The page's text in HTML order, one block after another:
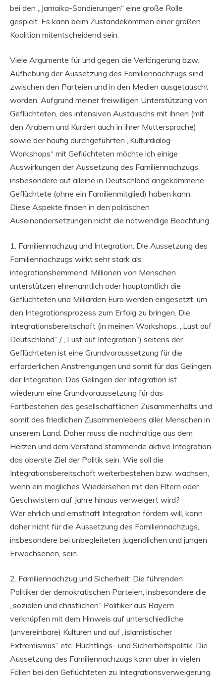
bei den „Jamaika-Sondierungen“ eine große Rolle
gespielt. Es kann beim Zustandekommen einer großen
Koalition mitentscheidend sein.
Viele Argumente für und gegen die Verlängerung bzw.
Aufhebung der Aussetzung des Familiennachzugs sind
zwischen den Parteien und in den Medien ausgetauscht
worden. Aufgrund meiner freiwilligen Unterstützung von
Geflüchteten, des intensiven Austauschs mit ihnen (mit
den Arabern und Kurden auch in ihrer Muttersprache)
sowie der häufig durchgeführten „Kulturdialog-
Workshops“ mit Geflüchteten möchte ich einige
Auswirkungen der Aussetzung des Familiennachzugs,
insbesondere auf alleine in Deutschland angekommene
Geflüchtete (ohne ein Familienmitglied) haben kann.
Diese Aspekte finden in den politischen
Auseinandersetzungen nicht die notwendige Beachtung.
1. Familiennachzug und Integration: Die Aussetzung des
Familiennachzugs wirkt sehr stark als
integrationshemmend. Millionen von Menschen
unterstützen ehrenamtlich oder hauptamtlich die
Geflüchteten und Milliarden Euro werden eingesetzt, um
den Integrationsprozess zum Erfolg zu bringen. Die
Integrationsbereitschaft (in meinen Workshops: „Lust auf
Deutschland“ / „Lust auf Integration“) seitens der
Geflüchteten ist eine Grundvoraussetzung für die
erforderlichen Anstrengungen und somit für das Gelingen
der Integration. Das Gelingen der Integration ist
wiederum eine Grundvoraussetzung für das
Fortbestehen des gesellschaftlichen Zusammenhalts und
somit des friedlichen Zusammenlebens aller Menschen in
unserem Land. Daher muss die nachhaltige aus dem
Herzen und dem Verstand stammende aktive Integration
das oberste Ziel der Politik sein. Wie soll die
Integrationsbereitschaft weiterbestehen bzw. wachsen,
wenn ein mögliches Wiedersehen mit den Eltern oder
Geschwistern auf Jahre hinaus verweigert wird?
Wer ehrlich und ernsthaft Integration fördern will, kann
daher nicht für die Aussetzung des Familiennachzugs,
insbesondere bei unbegleiteten Jugendlichen und jungen
Erwachsenen, sein.
2. Familiennachzug und Sicherheit: Die führenden
Politiker der demokratischen Parteien, insbesondere die
„sozialen und christlichen“ Politiker aus Bayern
verknüpfen mit dem Hinweis auf unterschiedliche
(unvereinbare) Kulturen und auf „islamistischer
Extremismus“ etc. Flüchtlings- und Sicherheitspolitik. Die
Aussetzung des Familiennachzugs kann aber in vielen
Fällen bei den Geflüchteten zu Integrationsverweigerung,